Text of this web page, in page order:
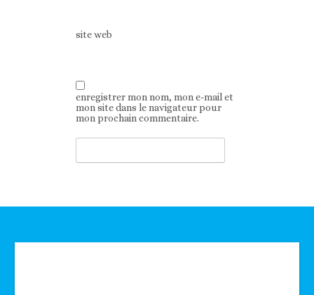
site web
enregistrer mon nom, mon e-mail et
mon site dans le navigateur pour
mon prochain commentaire.